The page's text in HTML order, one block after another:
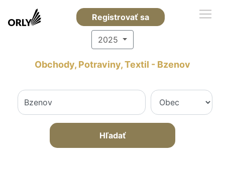
Registrovať sa
2025
Obchody, Potraviny, Textil - Bzenov
Hľadať